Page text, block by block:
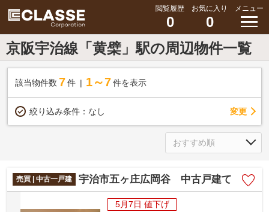
閲覧履歴
0
お気に入り
0
メニュー
京阪宇治線「黄檗」駅の周辺物件一覧
該当物件数 7件 1～7 件を表示
絞り込み条件： なし 変更
売買 | 中古一戸建 宇治市五ヶ庄広岡谷 中古戸建て
5月7日 値下げ